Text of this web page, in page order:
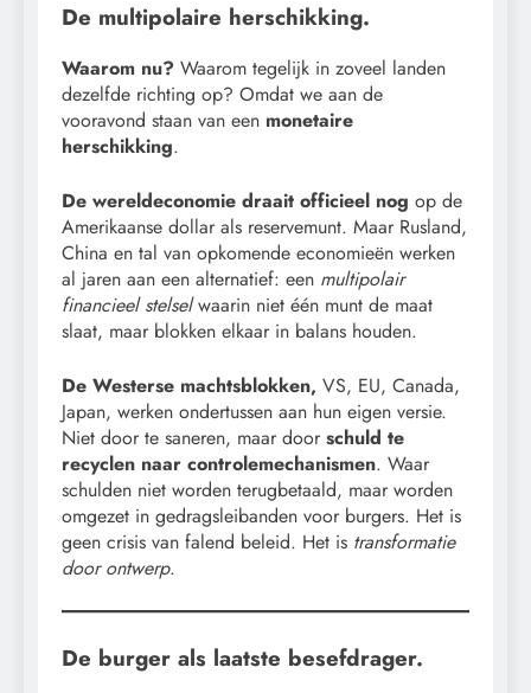
De multipolaire herschikking.
Waarom nu? Waarom tegelijk in zoveel landen
dezelfde richting op? Omdat we aan de
vooravond staan van een monetaire
herschikking.
De wereldeconomie draait officieel nog op de
Amerikaanse dollar als reservemunt. Maar Rusland,
China en tal van opkomende economieën werken
al jaren aan een alternatief: een multipolair
financieel stelselwaarin niet één munt de maat
slaat, maar blokken elkaar in balans houden.
De Westerse machtsblokken, VS, EU, Canada,
Japan, werken ondertussen aan hun eigen versie.
Niet door te saneren, maar door schuld te
recyclen naar controlemechanismen. Waar
schulden niet worden terugbetaald, maar worden
omgezet in gedragsleibanden voor burgers. Het is
geen crisis van falend beleid. Het is transformatie
door ontwerp.
De burger als laatste besefdrager.